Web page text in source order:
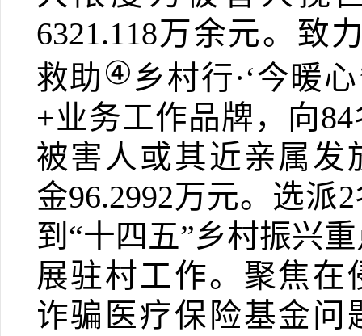
6321.118万余元。致
救助④乡村行·‘今暖
+业务工作品牌，向84
被害人或其近亲属发
金96.2992万元。选派2
到“十四五”乡村振兴
展驻村工作。聚焦在
诈骗医疗保险基金问